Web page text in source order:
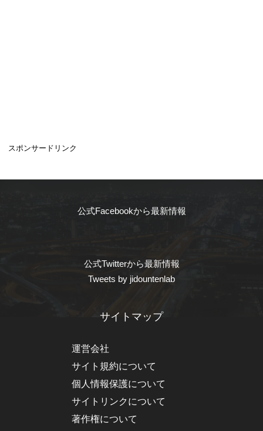
スポンサードリンク
公式Facebookから最新情報
公式Twitterから最新情報
Tweets by jidountenlab
サイトマップ
運営会社
サイト規約について
個人情報保護について
サイトリンクについて
著作権について